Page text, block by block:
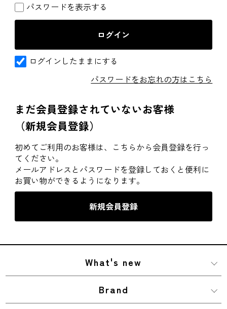
パスワードを表示する
ログインしたままにする
パスワードをお忘れの方はこちら
まだ会員登録されていないお客様
（新規会員登録）
初めてご利用のお客様は、こちらから会員登録を行っ
てください。
メールアドレスとパスワードを登録しておくと便利に
お買い物ができるようになります。
What's new
Brand